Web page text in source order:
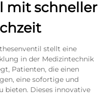
mit schneller
stellt eine
in der Medizintechnik
Patienten, die einen
eine sofortige und
bieten. Dieses innovative